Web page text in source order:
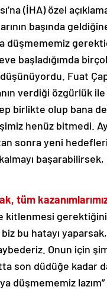
(İHA) özel
başında
düşmememiz
başladığımda
Fuat
verdiği özgürlük
birlikte olup bana
henüz bitmedi.
sonra yeni
tüm
bu hatayı
Onun için
son düdüğe kadar
düşmememiz